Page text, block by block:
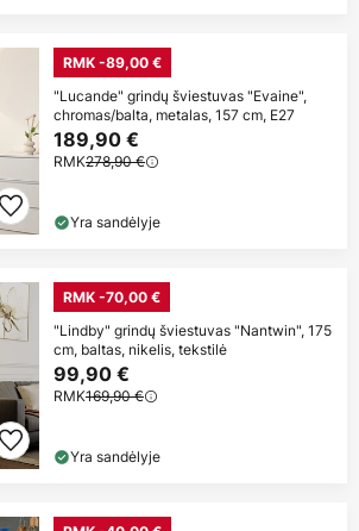
RMK -89,00 €
"Lucande" grindų šviestuvas "Evaine",
chromas/balta, metalas, 157 cm, E27
189,90 €
RMK278,90 €
Yra sandėlyje
RMK -70,00 €
"Lindby" grindų šviestuvas "Nantwin", 175
cm, baltas, nikelis, tekstilė
99,90 €
RMK169,90 €
Yra sandėlyje